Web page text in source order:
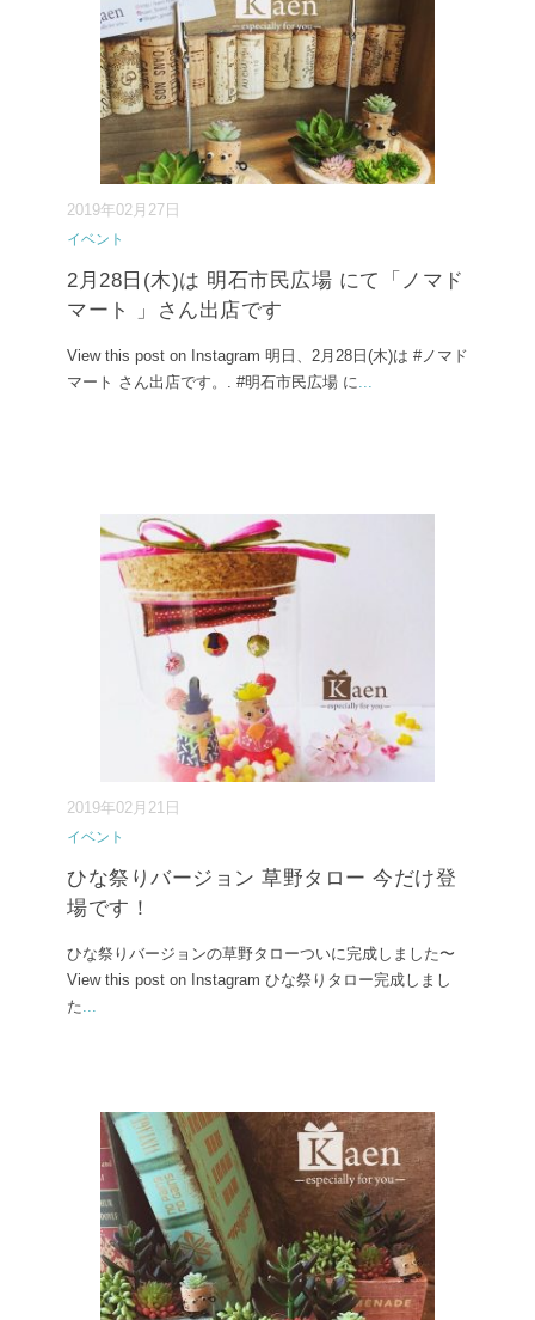
2019年02月27日
イベント
2月28日(木)は 明石市民広場 にて「ノマド
マート 」さん出店です
View this post on Instagram 明日、2月28日(木)は #ノマド
マート さん出店です。. #明石市民広場 に...
2019年02月21日
イベント
ひな祭りバージョン 草野タロー 今だけ登
場です！
ひな祭りバージョンの草野タローついに完成しました〜
View this post on Instagram ひな祭りタロー完成しまし
た...